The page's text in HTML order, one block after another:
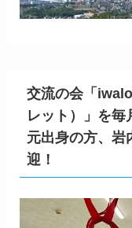
交流の会「
レット）」を毎
元出身の方、岩
迎！